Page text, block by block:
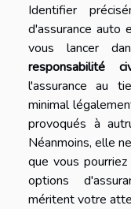
Identifier
d'assurance auto
vous lancer
responsabilité
l'assurance au
minimal
provoqués à
Néanmoins, elle
que vous
options
méritent votre